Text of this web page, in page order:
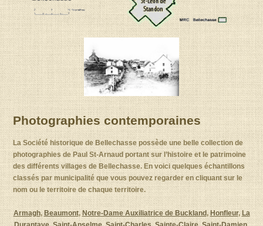
Photographies contemporaines
La Société historique de Bellechasse possède une belle collection de
photographies de Paul St-Arnaud portant sur l’histoire et le patrimoine
des différents villages de Bellechasse. En voici quelques échantillons
classés par municipalité que vous pouvez regarder en cliquant sur le
nom ou le territoire de chaque territoire.
Armagh, Beaumont,Notre-Dame Auxiliatrice de Buckland, Honfleur,La